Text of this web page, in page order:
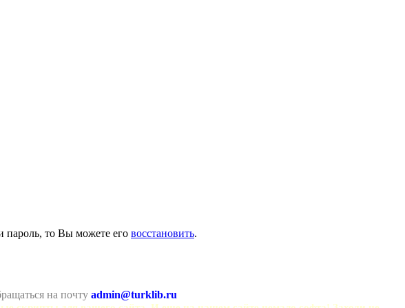
пароль, то Вы можете его восстановить.
на почту admin@turklib.ru